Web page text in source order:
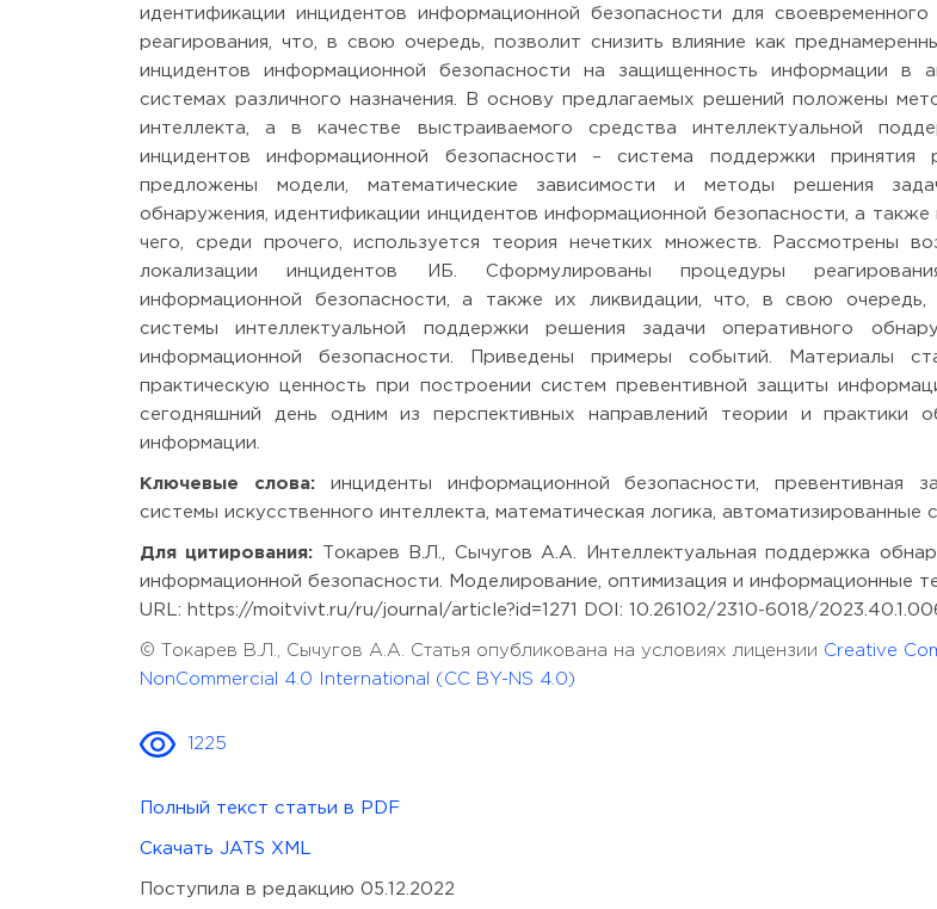
идентификации инцидентов информационной безопасности для своевременного
реагирования, что, в свою очередь, позволит снизить влияние как
инцидентов информационной безопасности на защищенность информации в
системах различного назначения. В основу предлагаемых решений положены
интеллекта, а в качестве выстраиваемого средства интеллектуальной
инцидентов информационной безопасности – система поддержки принятия
предложены модели, математические зависимости и методы решения
обнаружения, идентификации инцидентов информационной безопасности, а также
чего, среди прочего, используется теория нечетких множеств. Рассмотрены
локализации инцидентов ИБ. Сформулированы процедуры
информационной безопасности, а также их ликвидации, что, в свою очередь,
системы интеллектуальной поддержки решения задачи оперативного
информационной безопасности. Приведены примеры событий. Материалы
практическую ценность при построении систем превентивной защиты
сегодняшний день одним из перспективных направлений теории и практики
информации.
Ключевые слова:инциденты информационной безопасности, превентивная
системы искусственного интеллекта, математическая логика, автоматизированные
Для цитирования: Токарев В.Л., Сычугов А.А. Интеллектуальная поддержка
информационной безопасности. Моделирование, оптимизация и информационные
URL: https://moitvivt.ru/ru/journal/article?id=1271 DOI: 10.26102/2310-6018/
© Токарев В.Л., Сычугов А.А. Статья опубликована на условиях лицензии Creative
NonCommercial 4.0 International (CC BY-NS 4.0)
1225
Полный текст статьи в PDF
Скачать JATS XML
Поступила в редакцию 05.12.2022